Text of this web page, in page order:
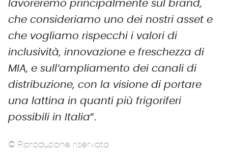
lavoreremo principalmente sul brand,
che consideriamo uno dei nostri asset e
che vogliamo rispecchi i valori di
inclusività, innovazione e freschezza di
MIA, e sull’ampliamento dei canali di
distribuzione, con la visione di portare
una lattina in quanti più frigoriferi
possibili in Italia”.
© Riproduzione riservata